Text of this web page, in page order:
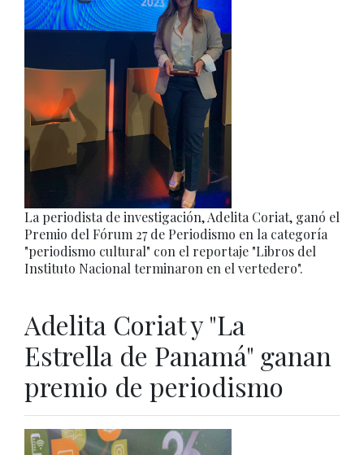
La periodista de investigación, Adelita Coriat, ganó el
Premio del Fórum 27 de Periodismo en la categoría
"periodismo cultural" con el reportaje "Libros del
Instituto Nacional terminaron en el vertedero".
Adelita Coriat y "La
Estrella de Panamá" ganan
premio de periodismo